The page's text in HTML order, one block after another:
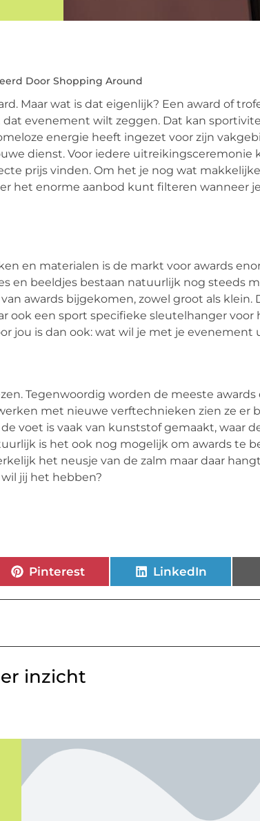
Door Shopping Around
Maar wat is dat eigenlijk? Een award of
evenement wilt zeggen. Dat kan
energie heeft ingezet voor zijn
dienst. Voor iedere uitreikingsceremonie
prijs vinden. Om het je nog wat
het enorme aanbod kunt filteren wanneer
en materialen is de markt voor awards
en beeldjes bestaan natuurlijk nog steeds
awards bijgekomen, zowel groot als klein.
ook een sport specifieke sleutelhanger voor
jou is dan ook: wat wil je met je evenement
Tegenwoordig worden de meeste awards
met nieuwe verftechnieken zien ze er
voet is vaak van kunststof gemaakt, waar
is het ook nog mogelijk om awards te
het neusje van de zalm maar daar
jij het hebben?
Pinterest LinkedIn
inzicht